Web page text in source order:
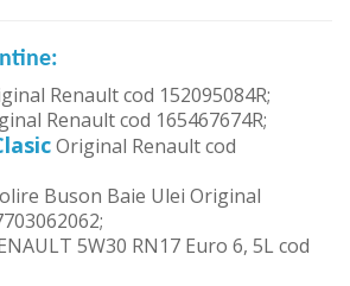
Renault cod 152095084R;
Renault cod 165467674R;
Original Renault cod
Buson Baie Ulei Original
5W30 RN17 Euro 6, 5L cod